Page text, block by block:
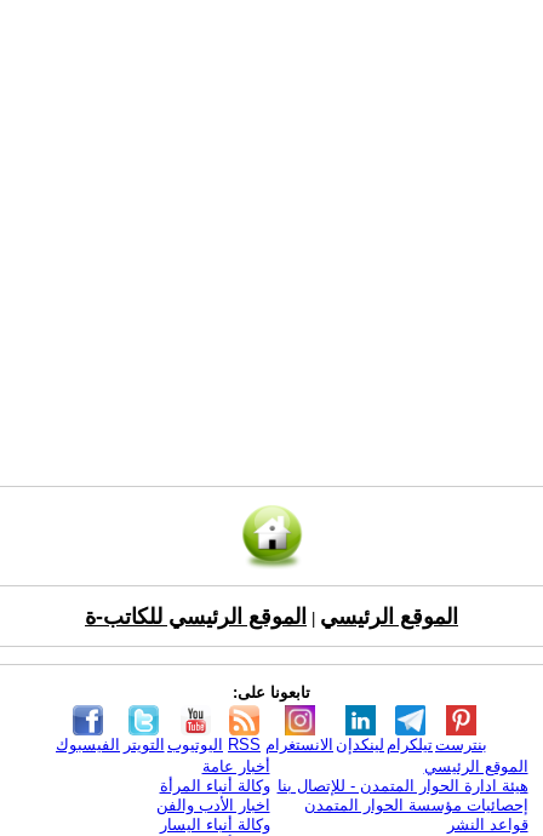
الموقع الرئيسي الموقع الرئيسي للكاتب-ة
تابعونا على:
الفيسبوك التويتر اليوتيوب RSS الانستغرام لينكدإن تيلكرامبنترست
الموقع الرئيسي
هيئة ادارة الحوار المتمدن - للإتصال بنا
إحصائيات مؤسسة الحوار المتمدن
قواعد النشر
أخبار عامة
وكالة أنباء المرأة
اخبار الأدب والفن
وكالة أنباء اليسار